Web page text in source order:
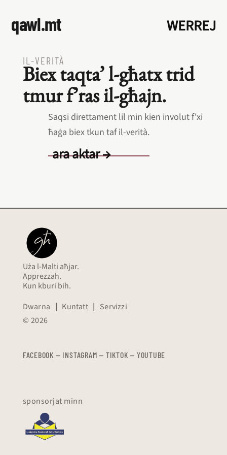
qawl.mt WERREJ
IL‑VERITÀ
Biex taqta’ l‑għatx trid
tmur f’ras il‑għajn.
Saqsi direttament lil min kien involut f'xi
ħaġa biex tkun taf il‑verità.
ara aktar →
Uża l-Malti aħjar.
Apprezzah.
Kun kburi bih.
Dwarna | Kuntatt | Servizzi
© 2026
FACEBOOK — INSTAGRAM — TIKTOK — YOUTUBE
sponsorjat minn